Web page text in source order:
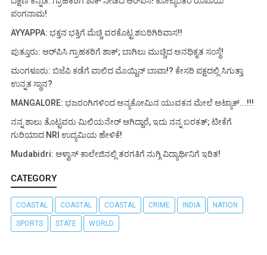
ಪಂಗನಾಮ!
AYYAPPA: ಭಕ್ತನ ಭಕ್ತಿಗೆ ಮೆಚ್ಚಿ ವರಕೊಟ್ಟ ಶಬರಿಗಿರಿವಾಸ!!
ಪುತ್ತೂರು: ಆರ್‌ಪಿಸಿ ಗ್ರಾಹಕರಿಗೆ ಶಾಕ್; ಬಾಗಿಲು ಮುಚ್ಚಿದ ಅನಧಿಕೃತ ಸಂಸ್ಥೆ!
ಮಂಗಳೂರು: ಬಿಜೆಪಿ ಕಡೆಗೆ ವಾಲಿದ ಮೊಯ್ದಿನ್ ಬಾವಾ!? ಕೇಸರಿ ಪಕ್ಷದಲ್ಲಿ ಸಿಗುತ್ತಾ
ಉನ್ನತ ಸ್ಥಾನ?
MANGALORE: ಭಜರಂಗಿಗಳಿಂದ ಅನ್ಯಕೋಮಿನ ಯುವಕನ ಮೇಲೆ ಅಟ್ಯಾಕ್...!!!
ನನ್ನ ಶಾಲು ತೊಟ್ಟವರು ಮಿಲಿಯನೇರ್ ಆಗಿದ್ದಾರೆ, ಇದು ನನ್ನ ಬರಕತ್; ಟೀಕೆಗೆ
ಗುರಿಯಾದ NRI ಉದ್ಯಮಿಯ ಹೇಳಿಕೆ!
Mudabidri: ಆಳ್ವಾಸ್ ಕಾಲೇಜಿನಲ್ಲಿ ತರಗತಿಗೆ ನುಗ್ಗಿ ವಿದ್ಯಾರ್ಥಿನಿಗೆ ಇರಿತ!
CATEGORY
COASTAL COASTAL COASTAL CRIME INDIA NATION
SPORTS STATE WORLD